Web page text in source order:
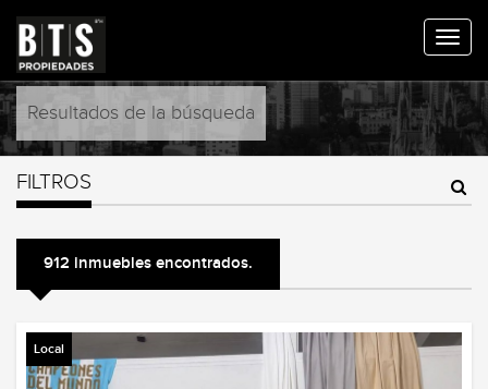
Resultados de la búsqueda
FILTROS
912 inmuebles encontrados.
Local